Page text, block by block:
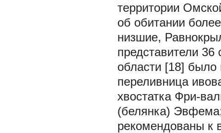
территории
об обитании
низшие,
представители
области [18] было
переливница
хвостатка Фри-
(белянка)
рекомендованы к